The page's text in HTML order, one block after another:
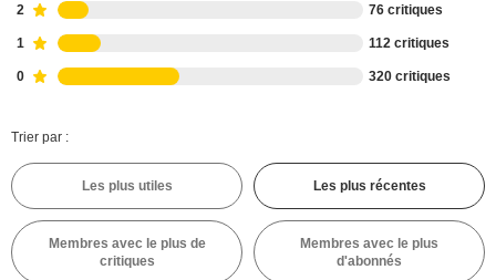
2 76 critiques
1 112 critiques
0 320 critiques
Trier par :
Les plus utiles Les plus récentes
Membres avec le plus de
critiques
Membres avec le plus
d'abonnés